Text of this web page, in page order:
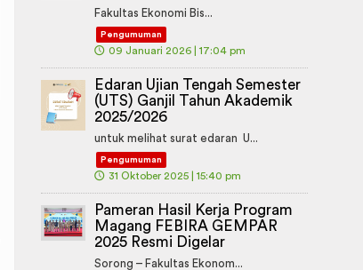
Fakultas Ekonomi Bis...
Pengumuman
🕔 09 Januari 2026 | 17:04 pm
Edaran Ujian Tengah Semester
(UTS) Ganjil Tahun Akademik
2025/2026
untuk melihat surat edaran U...
Pengumuman
🕔 31 Oktober 2025 | 15:40 pm
Pameran Hasil Kerja Program
Magang FEBIRA GEMPAR
2025 Resmi Digelar
Sorong – Fakultas Ekonom...